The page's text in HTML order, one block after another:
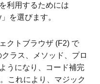
利用するためには
を選びます。
クトブラウザ (F2) で
ラス、メソッド、プロ
うになり、コード補完
これにより、マジック